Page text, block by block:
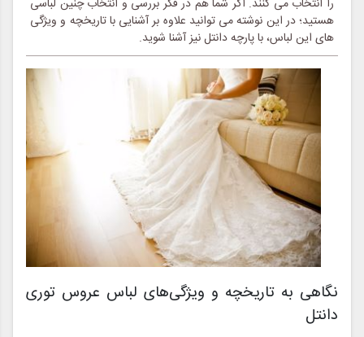
را انتخاب می کنند. اگر شما هم در فکر بررسی و انتخاب چنین لباسی
هستید؛ در این نوشته می توانید علاوه بر آشنایی با تاریخچه و ویژگی
های این لباس، با پارچه دانتل نیز آشنا شوید.
نگاهی به تاریخچه و ویژگی‌های لباس عروس توری
دانتل